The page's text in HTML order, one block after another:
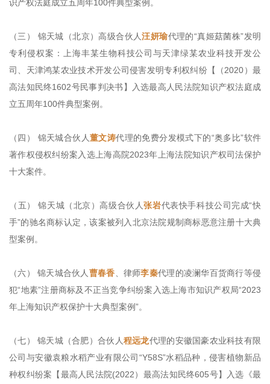
识产权法庭成立五周年100件典型案例。
（三） 锦天城（北京）高级合伙人汪妍瑜代理的“真姬菇菌株”发明
专利侵权案：上海丰某生物科技公司与天津绿某农业科技开发公
司、天津鸿某农业技术开发公司侵害发明专利权纠纷【（2020）最
高法知民终1602号民事判决书】入选最高人民法院知识产权法庭成
立五周年100件典型案例。
（四） 锦天城合伙人董文涛代理的免费分发模式下的“奥多比”软件
著作权侵权纠纷案入选上海高院2023年上海法院知识产权司法保护
十大案件。
（五） 锦天城（北京）高级合伙人张岩代表快手科技公司完成“快
手”的驰名商标认定，该案被列入北京法院规制商标恶意注册十大典
型案例。
（六） 锦天城合伙人 曹春香 、律师李秦代理的凌澜华百货商行等侵
犯“地素”注册商标及不正当竞争纠纷案入选上海市知识产权局“2023
年上海知识产权保护十大典型案例”。
（七） 锦天城（合肥）合伙人程远龙代理的安徽国豪农业科技有限
公司与安徽袁粮水稻产业有限公司“Y58S”水稻品种，侵害植物新品
种权纠纷案【最高人民法院(2022）最高法知民终605号】入选《最